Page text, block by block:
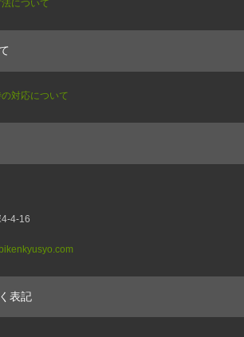
について
対応について
4-16
表記